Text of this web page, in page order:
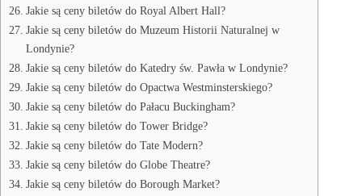
Jakie są ceny biletów do Royal Albert Hall?
Jakie są ceny biletów do Muzeum Historii Naturalnej w
Londynie?
Jakie są ceny biletów do Katedry św. Pawła w Londynie?
Jakie są ceny biletów do Opactwa Westminsterskiego?
Jakie są ceny biletów do Pałacu Buckingham?
Jakie są ceny biletów do Tower Bridge?
Jakie są ceny biletów do Tate Modern?
Jakie są ceny biletów do Globe Theatre?
Jakie są ceny biletów do Borough Market?